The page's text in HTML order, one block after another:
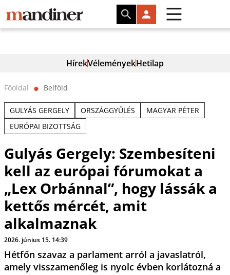
HírekVéleményekHetilap
Főoldal ⬤ Belföld
GULYÁS GERGELY ORSZÁGGYŰLÉS
MAGYAR PÉTER
EURÓPAI BIZOTTSÁG
Gulyás Gergely: Szembesíteni
kell az európai fórumokat a
„Lex Orbánnal”, hogy lássák a
kettős mércét, amit
alkalmaznak
2026. június 15. 14:39
Hétfőn szavaz a parlament arról a javaslatról,
amely visszamenőleg is nyolc évben korlátozná a